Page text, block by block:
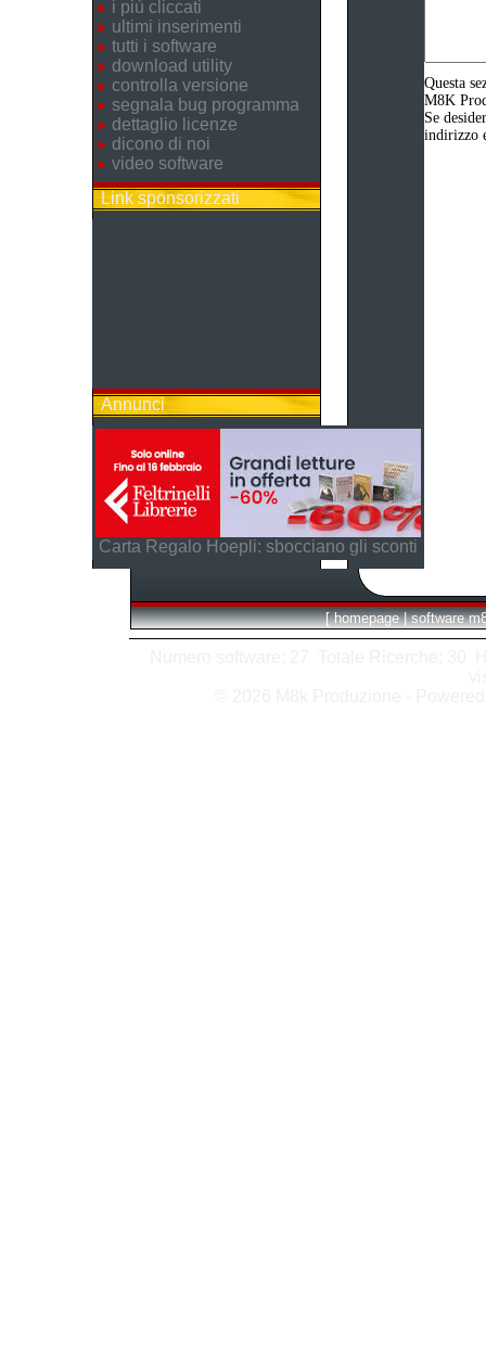
i più cliccati
ultimi inserimenti
tutti i software
download utility
controlla versione
segnala bug programma
dettaglio licenze
dicono di noi
video software
Link sponsorizzati
Annunci
Carta Regalo Hoepli: sbocciano gli sconti
Questa
M8K
Se
indirizzo
[ homepage | software